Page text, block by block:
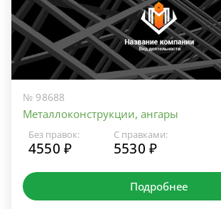
№ 98688
Металлоконструкции, ангары
Без правок:
4550 ₽
С правками:
5530 ₽
Подробнее